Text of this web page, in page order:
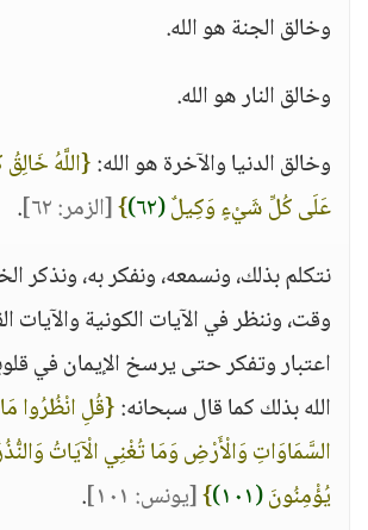
وخالق الجنة هو الله.
وخالق النار هو الله.
وخالق الدنيا والآخرة هو الله:{اللَّهُ
عَلَى كُلِّ شَيْءٍ وَكِيلٌ(٦٢) }[الزمر: ٦٢]
.
نتكلم بذلك، ونسمعه، ونفكر به، ونذكر
وقت، وننظر في الآيات الكونية والآيات
اعتبار وتفكر حتى يرسخ الإيمان في
الله بذلك كما قال سبحانه:{قُلِ انْظُرُوا
السَّمَاوَاتِ وَالْأَرْضِ وَمَا تُغْنِي الْآيَاتُ
يُؤْمِنُونَ(١٠١) }[يونس: ١٠١]
.